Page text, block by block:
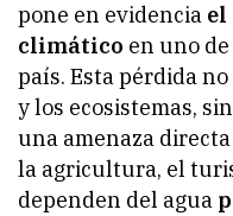
pone en evidencia el
climático en uno
país. Esta pérdida
y los ecosistemas,
una amenaza
la agricultura, el
dependen del agua